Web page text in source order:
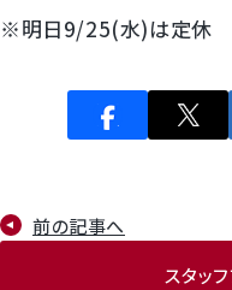
※明日9/25(水)は定休
前の記事へ
スタッ